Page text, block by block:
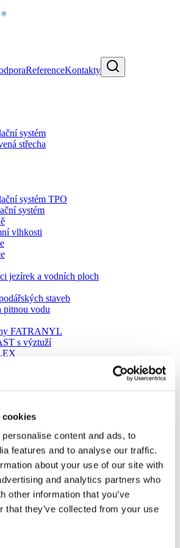
cookies
content and ads, to
features and to analyse our traffic.
about your use of our site with
and analytics partners who
other information that you’ve
that they’ve collected from your use
ReferenceKontakty
systém
střecha
systém TPO
systém
vlhkosti
jezírek a vodních ploch
staveb
pitnou vodu
FATRANYL
s výztuží
izolace
Menu